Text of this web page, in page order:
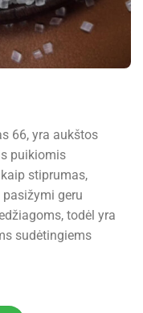
66, yra aukštos
puikiomis
stiprumas,
geru
todėl yra
sudėtingiems